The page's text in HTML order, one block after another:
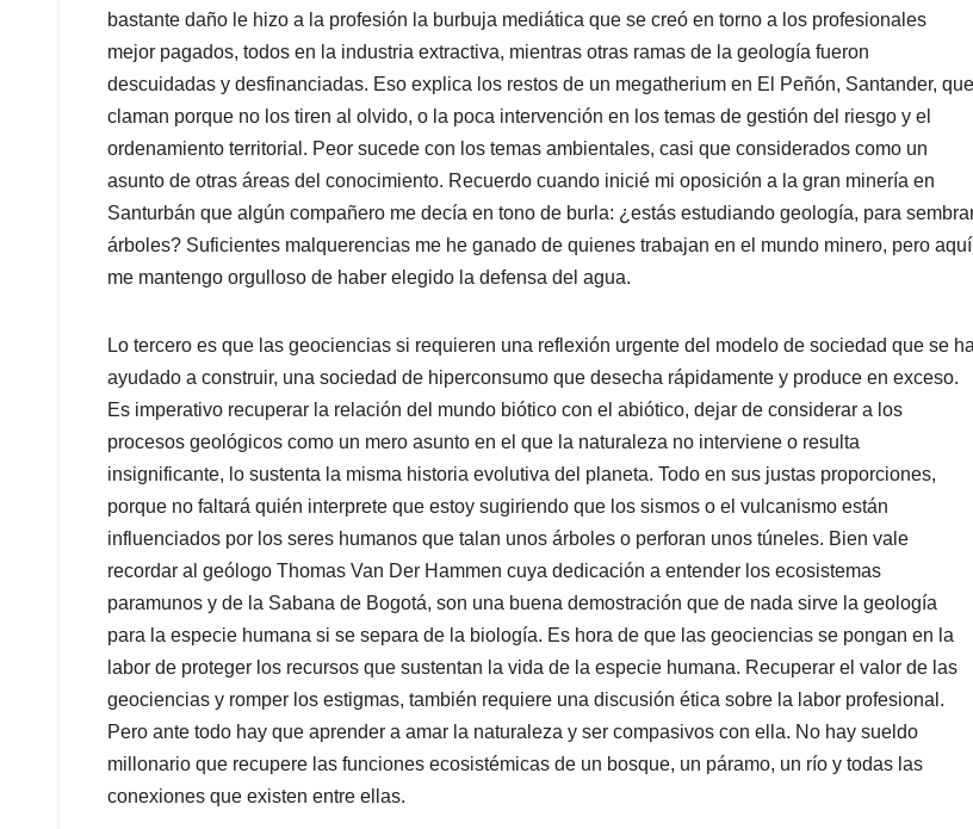
bastante daño le hizo a la profesión la burbuja mediática que se creó en torno a los profesionales
mejor pagados, todos en la industria extractiva, mientras otras ramas de la geología fueron
descuidadas y desfinanciadas. Eso explica los restos de un megatherium en El Peñón, Santander, que
claman porque no los tiren al olvido, o la poca intervención en los temas de gestión del riesgo y el
ordenamiento territorial. Peor sucede con los temas ambientales, casi que considerados como un
asunto de otras áreas del conocimiento. Recuerdo cuando inicié mi oposición a la gran minería en
Santurbán que algún compañero me decía en tono de burla: ¿estás estudiando geología, para
árboles? Suficientes malquerencias me he ganado de quienes trabajan en el mundo minero, pero aquí
me mantengo orgulloso de haber elegido la defensa del agua.
Lo tercero es que las geociencias si requieren una reflexión urgente del modelo de sociedad que se ha
ayudado a construir, una sociedad de hiperconsumo que desecha rápidamente y produce en exceso.
Es imperativo recuperar la relación del mundo biótico con el abiótico, dejar de considerar a los
procesos geológicos como un mero asunto en el que la naturaleza no interviene o resulta
insignificante, lo sustenta la misma historia evolutiva del planeta. Todo en sus justas proporciones,
porque no faltará quién interprete que estoy sugiriendo que los sismos o el vulcanismo están
influenciados por los seres humanos que talan unos árboles o perforan unos túneles. Bien vale
recordar al geólogo Thomas Van Der Hammen cuya dedicación a entender los ecosistemas
paramunos y de la Sabana de Bogotá, son una buena demostración que de nada sirve la geología
para la especie humana si se separa de la biología. Es hora de que las geociencias se pongan en la
labor de proteger los recursos que sustentan la vida de la especie humana. Recuperar el valor de las
geociencias y romper los estigmas, también requiere una discusión ética sobre la labor profesional.
Pero ante todo hay que aprender a amar la naturaleza y ser compasivos con ella. No hay sueldo
millonario que recupere las funciones ecosistémicas de un bosque, un páramo, un río y todas las
conexiones que existen entre ellas.